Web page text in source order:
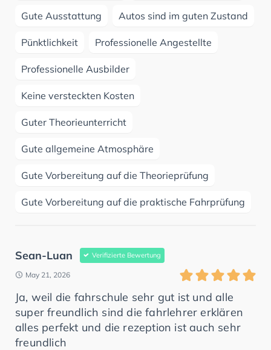
Gute Ausstattung Autos sind im guten Zustand
Pünktlichkeit Professionelle Angestellte
Professionelle Ausbilder
Keine versteckten Kosten
Guter Theorieunterricht
Gute allgemeine Atmosphäre
Gute Vorbereitung auf die Theorieprüfung
Gute Vorbereitung auf die praktische Fahrprüfung
Sean-Luan Verifizierte Bewertung
May 21, 2026
Ja, weil die fahrschule sehr gut ist und alle
super freundlich sind die fahrlehrer erklären
alles perfekt und die rezeption ist auch sehr
freundlich